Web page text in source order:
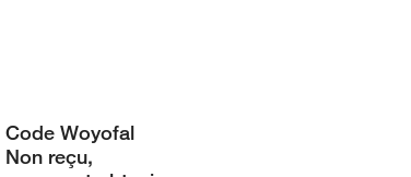
Code Woyofal
Non reçu,